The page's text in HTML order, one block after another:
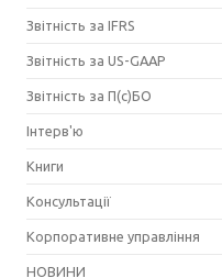
Звітність за IFRS
Звітність за US-GAAP
Звітність за П(с)БО
Інтерв'ю
Книги
Консультації
Корпоративне управління
НОВИНИ